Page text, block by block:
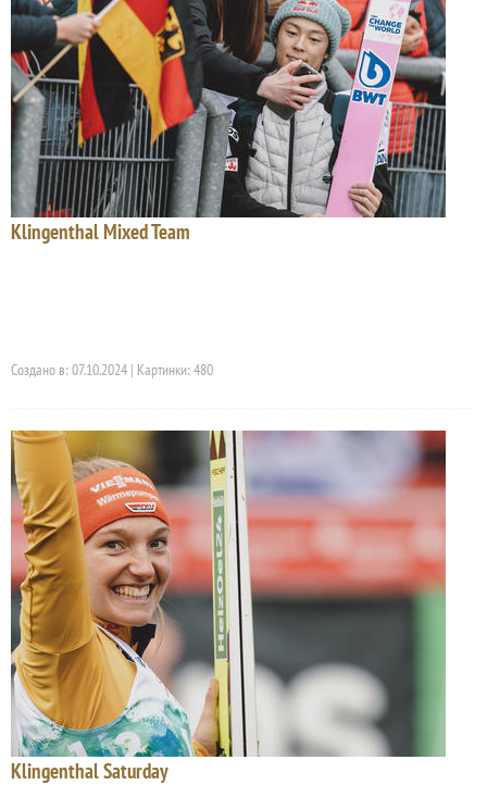
Klingenthal Mixed Team
Создано в: 07.10.2024 | Картинки: 480
Klingenthal Saturday